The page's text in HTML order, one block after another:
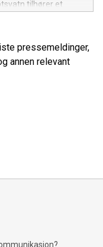
tilhører et
pressemeldinger,
annen relevant